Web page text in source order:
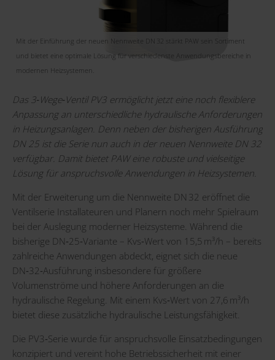
Mit der Einführung der neuen Nennweite DN 32 stärkt PAW sein Sortiment
und bietet eine optimale Lösung für verschiedenste Anwendungsbereiche in
modernen Heizsystemen.
Das 3‑Wege‑Ventil PV3 ermöglicht jetzt eine noch flexiblere
Anpassung an unterschiedliche hydraulische Anforderungen
in Heizungsanlagen. Denn neben der bisherigen Ausführung
DN 25 ist die Serie nun auch in der neuen Nennweite DN 32
verfügbar. Damit bietet PAW eine robuste und vielseitige
Lösung für anspruchsvolle Anwendungen in Heizsystemen.
Mit der Erweiterung um die Nennweite DN 32 eröffnet die
Ventilserie Installateuren und Planern noch mehr Spielraum
bei der Auslegung moderner Heizsysteme. Während die
bisherige DN‑25‑Variante – Kvs‑Wert von 15,5 m³/h – bereits
zahlreiche Anwendungen abdeckt, eignet sich die neue
DN‑32‑Ausführung insbesondere für größere
Volumenströme und höhere Anforderungen an die
hydraulische Regelung. Mit einem Kvs‑Wert von 27,6 m³/h
bietet diese zusätzliche hydraulische Leistungsfähigkeit.
Die PV3‑Serie wurde für anspruchsvolle Einsatzbedingungen
konzipiert und vereint hohe Betriebssicherheit mit einer